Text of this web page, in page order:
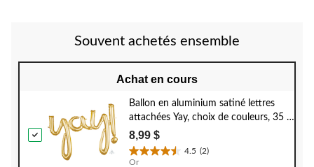
Souvent achetés ensemble
Achat en cours
Ballon en aluminium satiné lettres
attachées Yay, choix de couleurs, 35 x
25 po, gonflé d'air, pour remise de
diplôme/fiançailles/anniversaire/retraite
8,99 $
4.5 (2)
4.5
Or